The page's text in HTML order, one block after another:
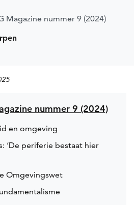
Magazine nummer 9 (2024)
nummer 9 (2024)
en omgeving
‘De periferie bestaat hier
Omgevingswet